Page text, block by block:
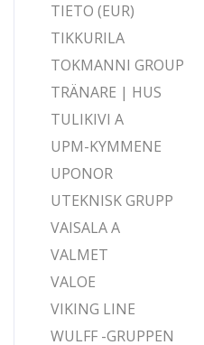
TIETO (EUR)
TIKKURILA
TOKMANNI GROUP
TRÄNARE | HUS
TULIKIVI A
UPM-KYMMENE
UPONOR
UTEKNISK GRUPP
VAISALA A
VALMET
VALOE
VIKING LINE
WULFF -GRUPPEN